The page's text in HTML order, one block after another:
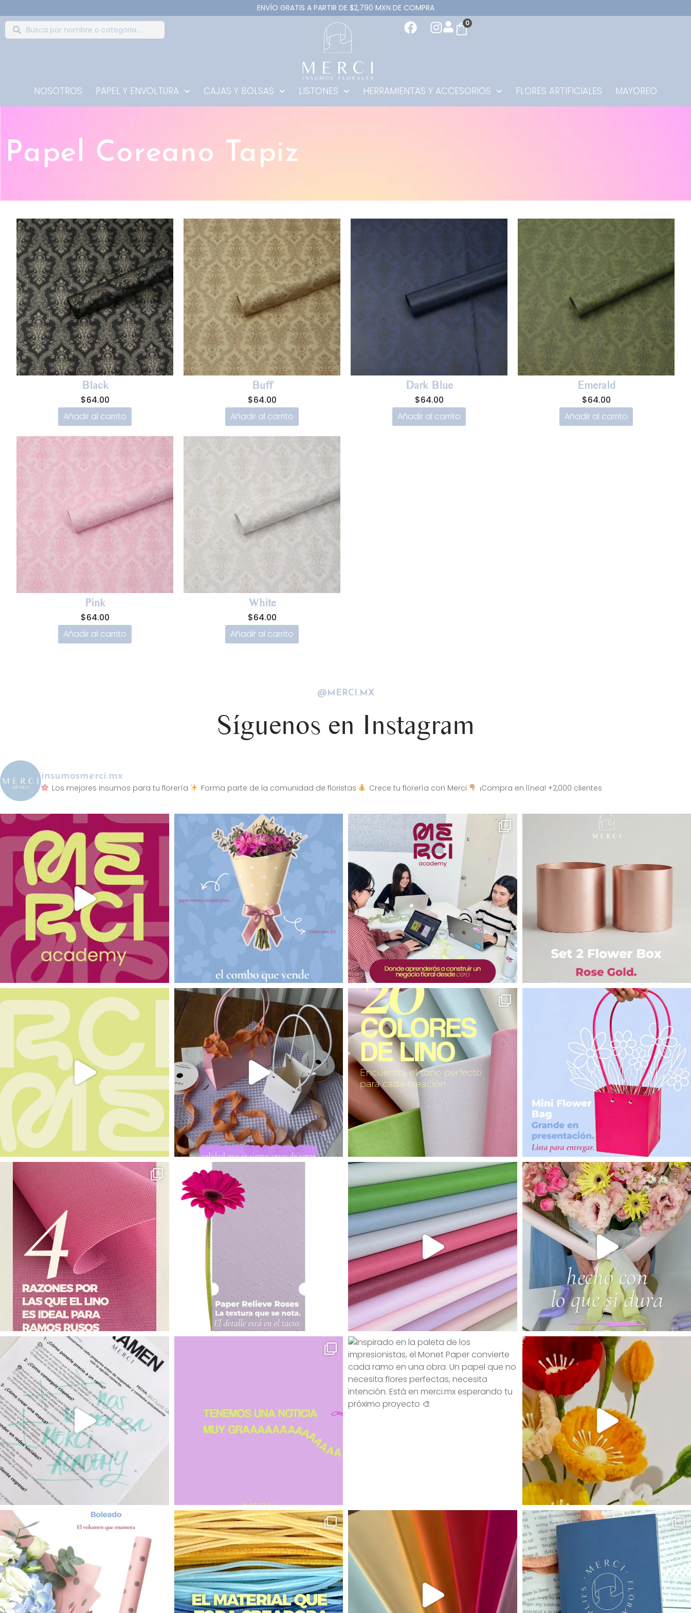
ENVÍO GRATIS A PARTIR DE $2,790 MXN DE COMPRA
0
NOSOTROS PAPEL Y ENVOLTURA CAJAS Y BOLSAS LISTONES HERRAMIENTAS Y ACCESORIOS FLORES ARTIFICIALES MAYOREO
Papel Coreano Tapiz
Black
$64.00
Añadir al carrito
Buff
$64.00
Añadir al carrito
Dark Blue
$64.00
Añadir al carrito
Emerald
$64.00
Añadir al carrito
Pink
$64.00
Añadir al carrito
White
$64.00
Añadir al carrito
@MERCI.MX
Síguenos en Instagram
insumosmerci.mx
Los mejores insumos para tu florería
Forma parte de la comunidad de floristas Crece tu florería con Merci ¡Compra en línea! +2,000 clientes